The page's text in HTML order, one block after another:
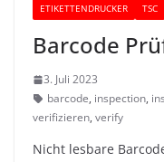
ETIKETTENDRUCKER TSC
Barcode
3. Juli 2023
barcode, inspection,
verifizieren, verify
Nicht lesbare